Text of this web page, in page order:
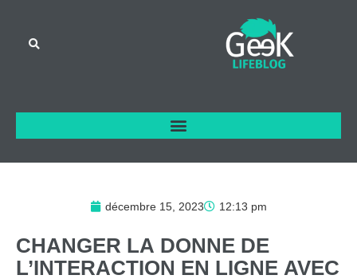
décembre 15, 2023 12:13 pm
CHANGER LA DONNE DE
L’INTERACTION EN LIGNE AVEC